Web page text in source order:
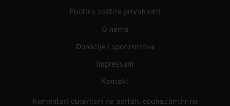
Politika zaštite privatnosti
O nama
Donacije i sponzorstva
Impressum
Kontakt
Komentari objavljeni na portalu epoha.com.hr ne